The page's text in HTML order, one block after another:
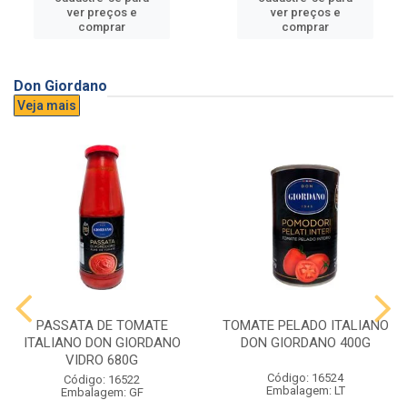
ver preços e
comprar
ver preços e
comprar
Don Giordano
Veja mais
PASSATA DE TOMATE
ITALIANO DON GIORDANO
VIDRO 680G
Código: 16522
Embalagem: GF
TOMATE PELADO ITALIANO
DON GIORDANO 400G
Código: 16524
Embalagem: LT